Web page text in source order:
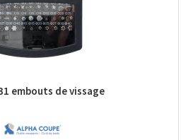
embouts de vissage